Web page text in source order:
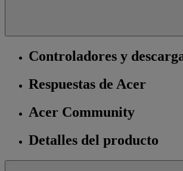
Controladores y
Respuestas de Acer
Acer Community
Detalles del producto